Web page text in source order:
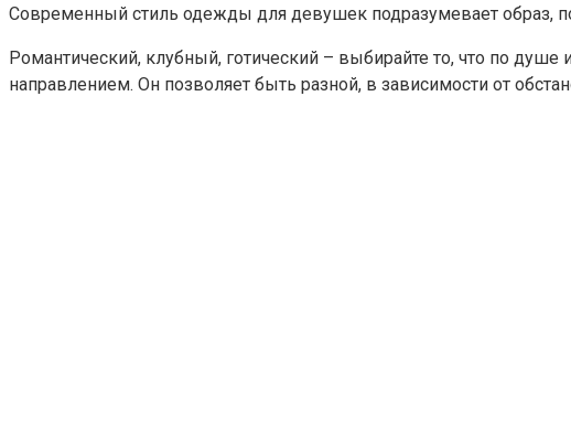
Современный стиль одежды для девушек подразумевает образ,
Романтический, клубный, готический – выбирайте то, что по душе
направлением. Он позволяет быть разной, в зависимости от